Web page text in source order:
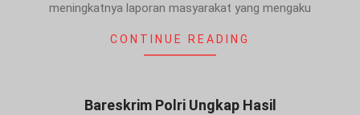
meningkatnya laporan masyarakat yang mengaku
CONTINUE READING
Bareskrim Polri Ungkap Hasil